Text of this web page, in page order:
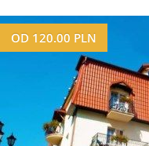
OD 120.00 PLN